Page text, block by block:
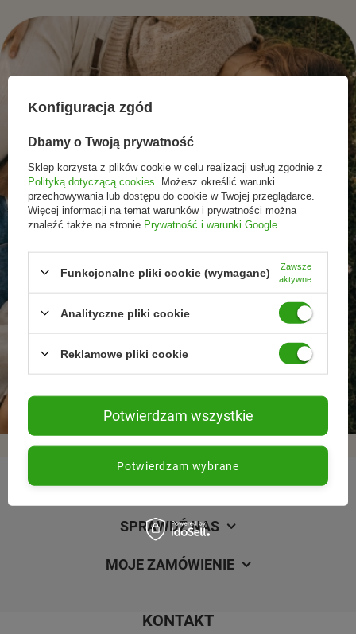
Promocje tylko dla
Nowości przed
Rezygnacja w każdej
REGULAMINY
SPRAWDŹ NAS
MOJE ZAMÓWIENIE
KONTAKT
Konfiguracja zgód
Dbamy o Twoją prywatność
Sklep korzysta z plików cookie w celu realizacji usług zgodnie z
Polityką dotyczącą cookies . Możesz określić warunki
przechowywania lub dostępu do cookie w Twojej przeglądarce.
Więcej informacji na temat warunków i prywatności można
znaleźć także na stronie Prywatność i warunki Google
Funkcjonalne pliki cookie (wymagane)
Zawsze
aktywne
Analityczne pliki cookie
Reklamowe pliki cookie
Potwierdzam wybrane
Potwierdzam wszystkie